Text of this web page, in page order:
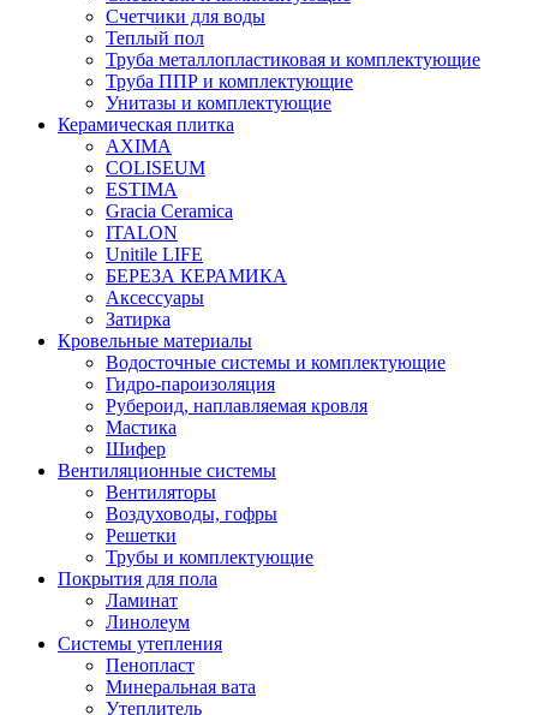
Счетчики для воды
Теплый пол
Труба металлопластиковая и комплектующие
Труба ППР и комплектующие
Унитазы и комплектующие
Керамическая плитка
AXIMA
COLISEUM
ESTIMA
Gracia Ceramica
ITALON
Unitile LIFE
БЕРЕЗА КЕРАМИКА
Аксессуары
Затирка
Кровельные материалы
Водосточные системы и комплектующие
Гидро-пароизоляция
Рубероид, наплавляемая кровля
Мастика
Шифер
Вентиляционные системы
Вентиляторы
Воздуховоды, гофры
Решетки
Трубы и комплектующие
Покрытия для пола
Ламинат
Линолеум
Системы утепления
Пенопласт
Минеральная вата
Утеплитель